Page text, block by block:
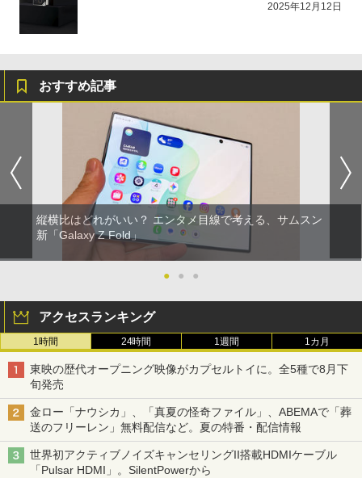
2025年12月12日
おすすめ記事
縦横比はどれがいい？ エンタメ目線で考える、サムスン
新「Galaxy Z Fold」
● ● ●
アクセスランキング
1時間 24時間 1週間 1カ月
東映の歴代オープニング映像がカプセルトイに。全5種で8月下
旬発売
金ロー「ナウシカ」、「真夏の怪奇ファイル」、ABEMAで「葬
送のフリーレン」無料配信など。夏の特番・配信情報
世界初アクティブノイズキャンセリングII搭載HDMIケーブル
「Pulsar HDMI」。SilentPowerから